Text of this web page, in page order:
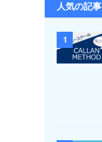
人気の記事
1